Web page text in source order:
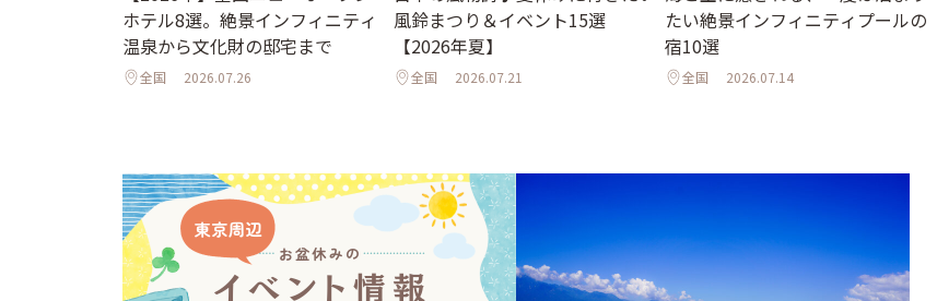
ホテル8選。絶景インフィニティ
温泉から文化財の邸宅まで
全国 2026.07.26
風鈴まつり＆イベント15選
【2026年夏】
全国 2026.07.21
たい絶景インフィニティプールの
宿10選
全国 2026.07.14